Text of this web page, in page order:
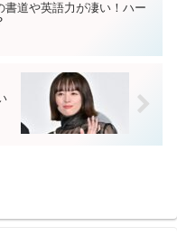
書道や英語力が凄い！ハー